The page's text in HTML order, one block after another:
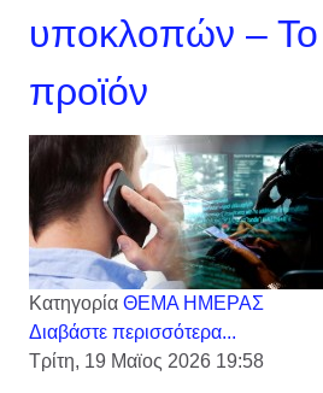
υποκλοπών – Το
προϊόν
Κατηγορία ΘΕΜΑ ΗΜΕΡΑΣ
Διαβάστε περισσότερα...
Τρίτη, 19 Μαϊος 2026 19:58